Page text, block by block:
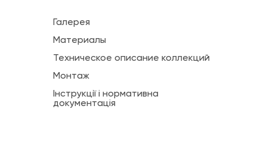
Галерея
Материалы
Техническое описание коллекций
Монтаж
Інструкції і нормативна
документація